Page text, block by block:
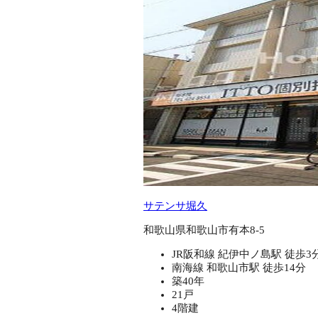
サテンサ堀久
和歌山県和歌山市有本8-5
JR阪和線 紀伊中ノ島駅 徒歩3
南海線 和歌山市駅 徒歩14分
築40年
21戸
4階建